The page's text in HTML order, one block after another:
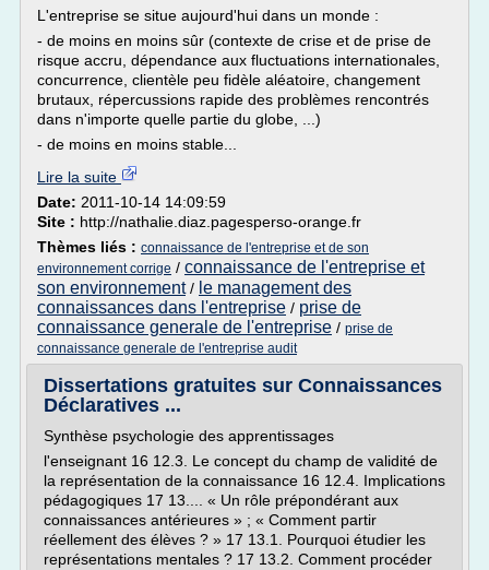
L'entreprise se situe aujourd'hui dans un monde :
- de moins en moins sûr (contexte de crise et de prise de
risque accru, dépendance aux fluctuations internationales,
concurrence, clientèle peu fidèle aléatoire, changement
brutaux, répercussions rapide des problèmes rencontrés
dans n'importe quelle partie du globe, ...)
- de moins en moins stable...
Lire la suite
Date: 2011-10-14 14:09:59
Site : http://nathalie.diaz.pagesperso-orange.fr
Thèmes liés : connaissance de l'entreprise et de son
environnement corrige / connaissance de l'entreprise et
son environnement/ le management des
connaissances dans l'entreprise / prise de
connaissance generale de l'entreprise / prise de
connaissance generale de l'entreprise audit
Dissertations gratuites sur Connaissances
Déclaratives ...
Synthèse psychologie des apprentissages
l'enseignant 16 12.3. Le concept du champ de validité de
la représentation de la connaissance 16 12.4. Implications
pédagogiques 17 13.... « Un rôle prépondérant aux
connaissances antérieures » ; « Comment partir
réellement des élèves ? » 17 13.1. Pourquoi étudier les
représentations mentales ? 17 13.2. Comment procéder